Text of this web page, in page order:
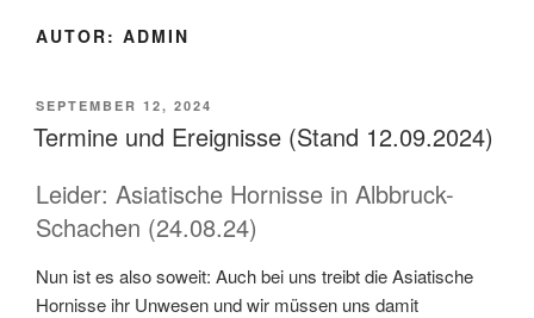
AUTOR: ADMIN
VERÖFFENTLICHT
AM
SEPTEMBER 12, 2024
Termine und Ereignisse (Stand 12.09.2024)
Leider: Asiatische Hornisse in Albbruck-
Schachen (24.08.24)
Nun ist es also soweit: Auch bei uns treibt die Asi­atis­che
Hor­nisse ihr Unwe­sen und wir müssen uns damit